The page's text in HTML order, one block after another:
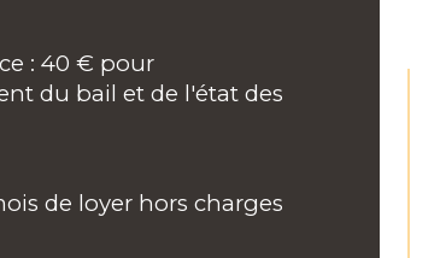
: 40 € pour
du bail et de l'état des
de loyer hors charges